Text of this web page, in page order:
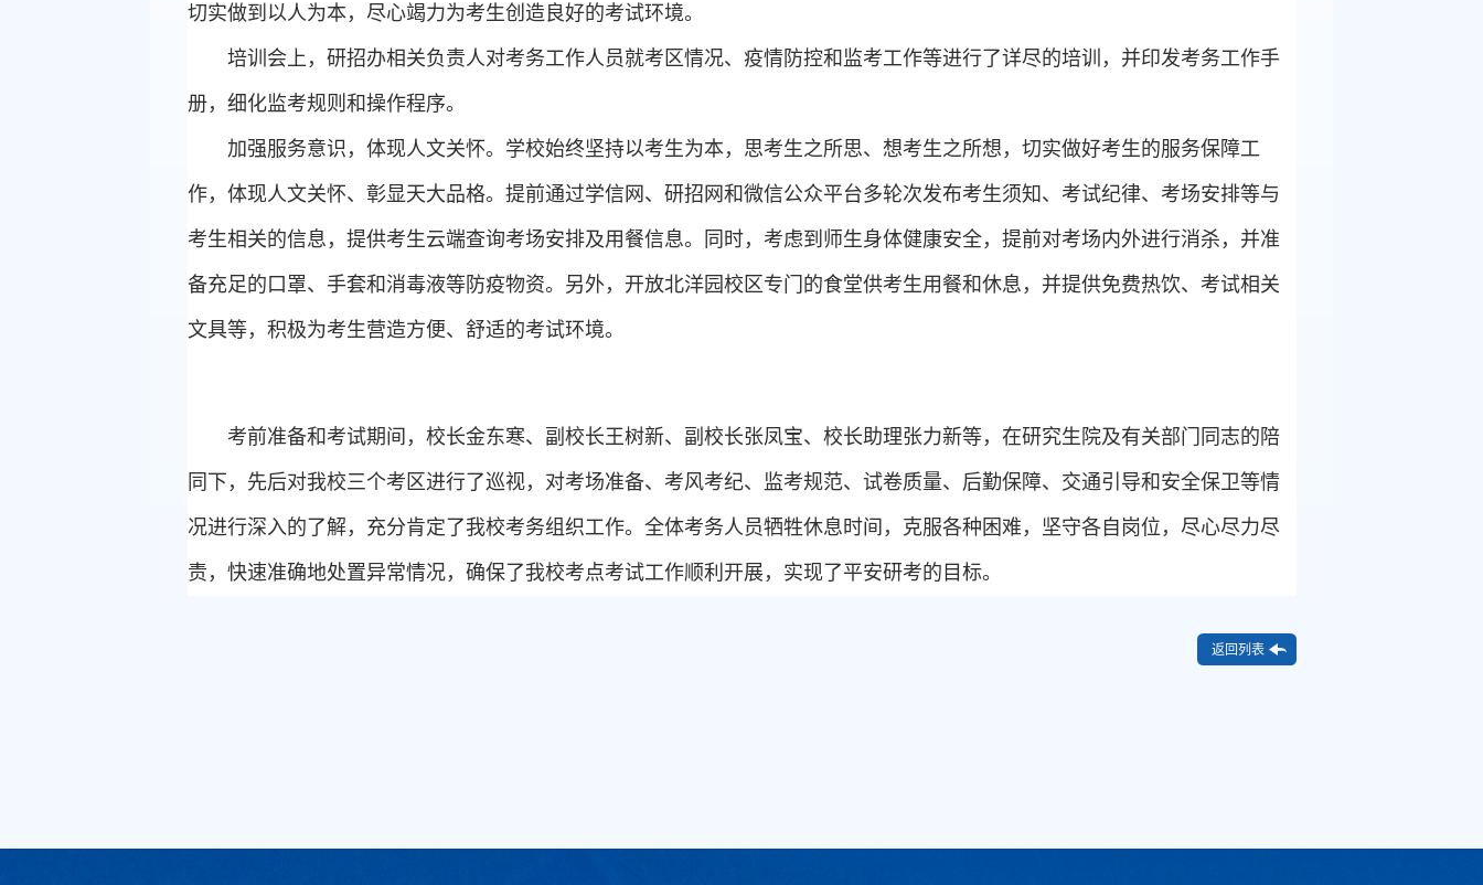
切实做到以人为本，尽心竭力为考生创造良好的考试环境。
培训会上，研招办相关负责人对考务工作人员就考区情况、疫情防控和监考工作等进行了详尽的培训，并印发考务工作手
册，细化监考规则和操作程序。
加强服务意识，体现人文关怀。学校始终坚持以考生为本，思考生之所思、想考生之所想，切实做好考生的服务保障工
作，体现人文关怀、彰显天大品格。提前通过学信网、研招网和微信公众平台多轮次发布考生须知、考试纪律、考场安排等与
考生相关的信息，提供考生云端查询考场安排及用餐信息。同时，考虑到师生身体健康安全，提前对考场内外进行消杀，并准
备充足的口罩、手套和消毒液等防疫物资。另外，开放北洋园校区专门的食堂供考生用餐和休息，并提供免费热饮、考试相关
文具等，积极为考生营造方便、舒适的考试环境。
考前准备和考试期间，校长金东寒、副校长王树新、副校长张凤宝、校长助理张力新等，在研究生院及有关部门同志的陪
同下，先后对我校三个考区进行了巡视，对考场准备、考风考纪、监考规范、试卷质量、后勤保障、交通引导和安全保卫等情
况进行深入的了解，充分肯定了我校考务组织工作。全体考务人员牺牲休息时间，克服各种困难，坚守各自岗位，尽心尽力尽
责，快速准确地处置异常情况，确保了我校考点考试工作顺利开展，实现了平安研考的目标。
返回列表